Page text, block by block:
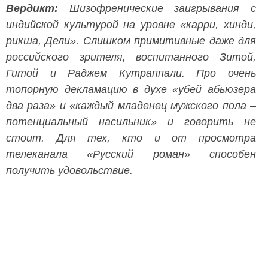
Вердикт: Шизофренические заигрывания с
индийской культурой на уровне «карри, хинди,
рикша, Дели». Слишком примитивные даже для
российского зрителя, воспитанного Зитой,
Гитой и Раджем Кутраппали. Про очень
топорную декламацию в духе «убей абьюзера
два раза» и «каждый младенец мужского пола –
потенциальный насильник» и говорить не
стоит. Для тех, кто и от просмотра
телеканала «Русский роман» способен
получить удовольствие.